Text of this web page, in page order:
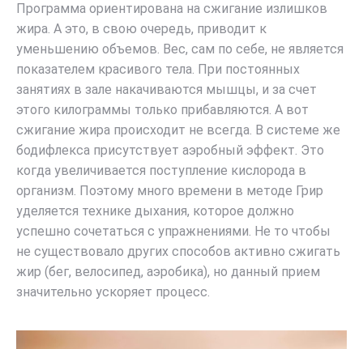
Программа ориентирована на сжигание излишков
жира. А это, в свою очередь, приводит к
уменьшению объемов. Вес, сам по себе, не является
показателем красивого тела. При постоянных
занятиях в зале накачиваются мышцы, и за счет
этого килограммы только прибавляются. А вот
сжигание жира происходит не всегда. В системе же
бодифлекса присутствует аэробный эффект. Это
когда увеличивается поступление кислорода в
организм. Поэтому много времени в методе Грир
уделяется технике дыхания, которое должно
успешно сочетаться с упражнениями. Не то чтобы
не существовало других способов активно сжигать
жир (бег, велосипед, аэробика), но данный прием
значительно ускоряет процесс.